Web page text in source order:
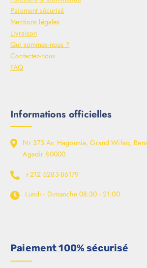
Paiement sécurisé
Mentions légales
Livraison
Qui sommes-nous ?
Contactez-nous
FAQ
Informations officielles
Nr 373 Av. Hagounia, Grand Wifaq,
Agadir 80000
+212 5283-86179
Lundi - Dimanche 08:30 - 21:00
Paiement 100% sécurisé